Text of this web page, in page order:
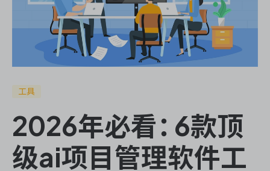
ONES Wiki
ONES Desk
ONES Assistant
工具
2026年必看：6款顶
级ai项目管理软件工